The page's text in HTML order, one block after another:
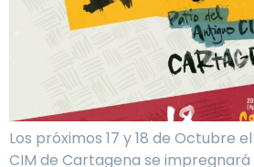
Los próximos 17 y 18 de Octubre
CIM de Cartagena se